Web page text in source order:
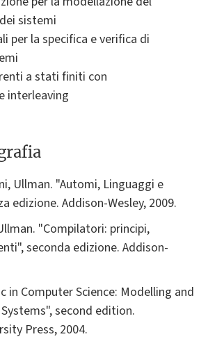
sistemi
per la specifica e verifica di
a stati finiti con
interleaving
Ullman. "Automi, Linguaggi e
edizione. Addison-Wesley, 2009.
"Compilatori: principi,
seconda edizione. Addison-
in Computer Science: Modelling and
second edition.
Press, 2004.